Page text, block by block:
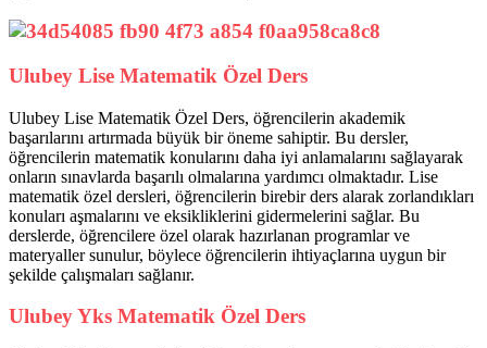
Ulubey Lise Matematik Özel Ders
Ulubey Lise Matematik Özel Ders, öğrencilerin akademik
başarılarını artırmada büyük bir öneme sahiptir. Bu dersler,
öğrencilerin matematik konularını daha iyi anlamalarını sağlayarak
onların sınavlarda başarılı olmalarına yardımcı olmaktadır. Lise
matematik özel dersleri, öğrencilerin birebir ders alarak zorlandıkları
konuları aşmalarını ve eksikliklerini gidermelerini sağlar. Bu
derslerde, öğrencilere özel olarak hazırlanan programlar ve
materyaller sunulur, böylece öğrencilerin ihtiyaçlarına uygun bir
şekilde çalışmaları sağlanır.
Ulubey Yks Matematik Özel Ders